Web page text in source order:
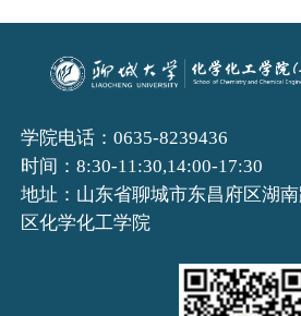
学院电话：0635-8239436
时间：8:30-11:30,14:00-17:30
地址：山东省聊城市东昌府区湖
区化学化工学院